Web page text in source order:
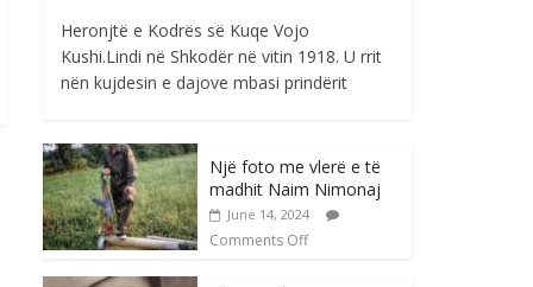
Heronjtë e Kodrës së Kuqe Vojo
Kushi.Lindi në Shkodër në vitin 1918. U rrit
nën kujdesin e dajove mbasi prindërit
Një foto me vlerë e të
madhit Naim Nimonaj
June 14, 2024
Comments Off